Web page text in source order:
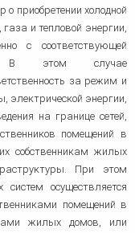
приобретении холодной
и тепловой энергии,
с соответствующей
В этом случае
за режим и
электрической энергии,
на границе сетей,
помещений в
собственникам жилых
При этом
осуществляется
помещений в
жилых домов, или